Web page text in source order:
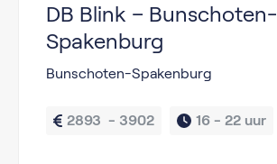
DB Blink – Bunschoten-
Spakenburg
Bunschoten-Spakenburg
2893  - 3902 16 - 22 uur